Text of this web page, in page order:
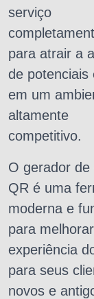
serviço
para atrair a
de potenciais
em um
altamente
competitivo.
O gerador de
QR é uma
moderna e
para
experiência
para seus
novos e